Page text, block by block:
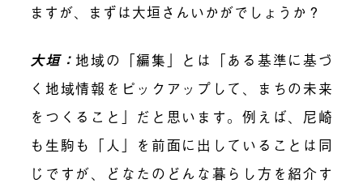
ますが、まずは大垣さんいかがでしょうか？
大垣： 地域の「編集」とは「ある基準に基づ
く地域情報をピックアップして、まちの未来
をつくること」だと思います。例えば、尼崎
も生駒も「人」を前面に出していることは同
じですが、どなたのどんな暮らし方を紹介す